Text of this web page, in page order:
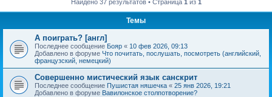
Найдено 37 результатов • Страница 1 из 1
Темы
А поиграть? [англ]
Последнее сообщение Бояр « 10 фев 2026, 09:13
Добавлено в форуме Что почитать, послушать, посмотреть (английский,
французский, немецкий)
Совершенно мистический язык санскрит
Последнее сообщение Пушистая няшечка « 25 янв 2026, 19:21
Добавлено в форуме Вавилонское столпотворение?